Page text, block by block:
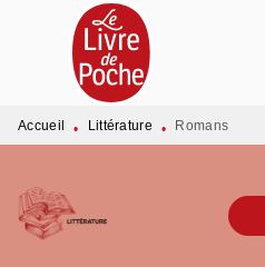
MENU RECHERCHE
PIED DE PAGE
Accueil • Littérature • Romans